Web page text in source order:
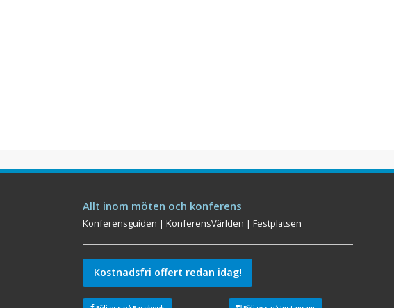
Allt inom möten och konferens
Konferensguiden |KonferensVärlden |Festplatsen
Kostnadsfri offert redan idag!